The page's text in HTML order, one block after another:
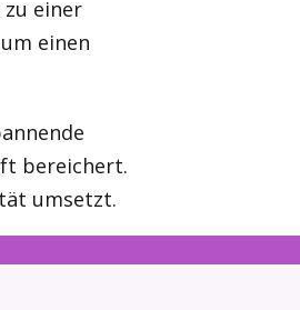
einer
einen
bereichert.
umsetzt.